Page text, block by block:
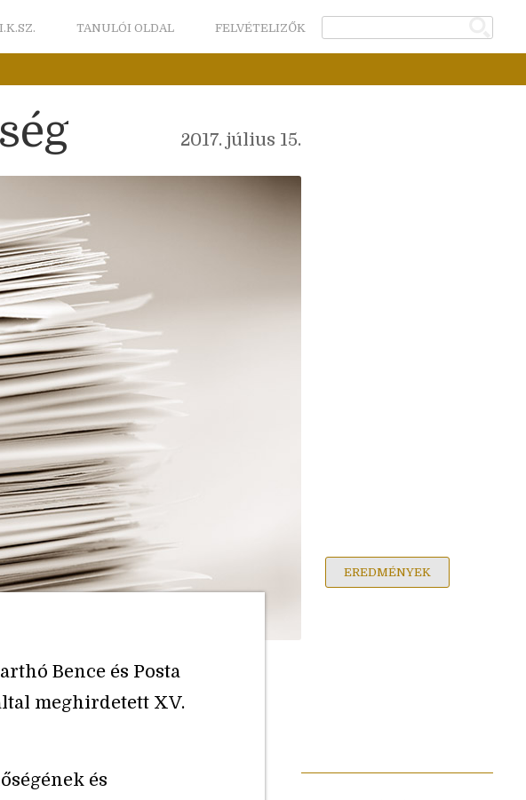
I.K.SZ. TANULÓI OLDAL FELVÉTELIZŐK
2017. július 15.
EREDMÉNYEK
Bence és Posta
meghirdetett XV.
és